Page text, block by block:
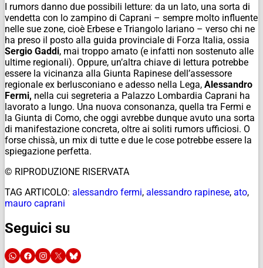
I rumors danno due possibili letture: da un lato, una sorta di
vendetta con lo zampino di Caprani – sempre molto influente
nelle sue zone, cioè Erbese e Triangolo lariano – verso chi ne
ha preso il posto alla guida provinciale di Forza Italia, ossia
Sergio Gaddi, mai troppo amato (e infatti non sostenuto alle
ultime regionali). Oppure, un’altra chiave di lettura potrebbe
essere la vicinanza alla Giunta Rapinese dell’assessore
regionale ex berlusconiano e adesso nella Lega, Alessandro
Fermi, nella cui segreteria a Palazzo Lombardia Caprani ha
lavorato a lungo. Una nuova consonanza, quella tra Fermi e
la Giunta di Como, che oggi avrebbe dunque avuto una sorta
di manifestazione concreta, oltre ai soliti rumors ufficiosi. O
forse chissà, un mix di tutte e due le cose potrebbe essere la
spiegazione perfetta.
© RIPRODUZIONE RISERVATA
TAG ARTICOLO: alessandro fermi, alessandro rapinese, ato,
mauro caprani
Seguici su